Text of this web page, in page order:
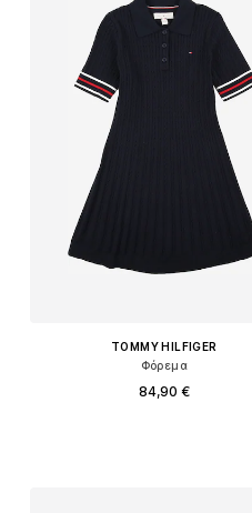
TOMMY HILFIGER
Φόρεμα
84,90 €